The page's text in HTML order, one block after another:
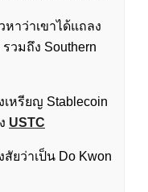
าว่าเขาได้แถลง
วมถึง Southern
หรียญ Stablecoin
USTC
ยว่าเป็น Do Kwon